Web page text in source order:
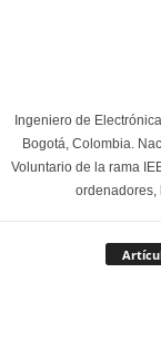
Ingeniero de
Bogotá, Colombia.
Voluntario de la rama
ordenadores,